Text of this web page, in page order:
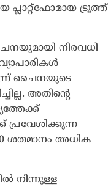
ട്രൂത്ത്
നിരവധി
ചൈനയുടെ
അതിന്റെ
ശതമാനം അധിക
നിന്നുള്ള